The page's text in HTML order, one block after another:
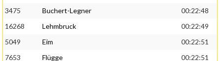
3475
Buchert-Legner
00:22:48
16268
Lehmbruck
00:22:49
5049
Eim
00:22:51
7653
Flügge
00:22:51